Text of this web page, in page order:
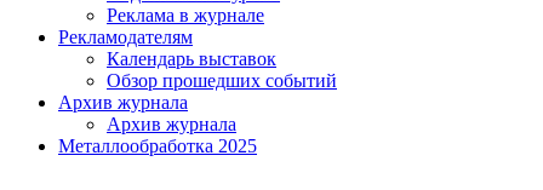
Реклама в журнале
Рекламодателям
Календарь выставок
Обзор прошедших событий
Архив журнала
Архив журнала
Металлообработка 2025